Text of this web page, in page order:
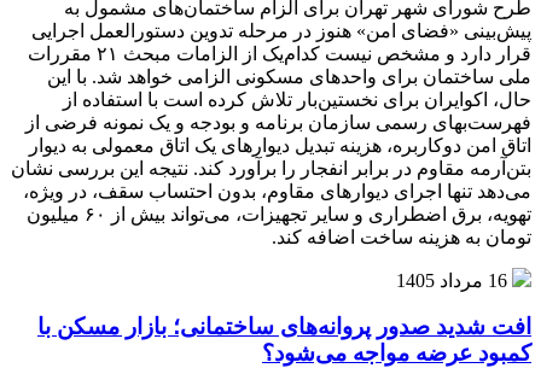
طرح شورای شهر تهران برای الزام ساختمان‌های مشمول به
پیش‌بینی «فضای امن» هنوز در مرحله تدوین دستورالعمل اجرایی
قرار دارد و مشخص نیست کدام‌یک از الزامات مبحث ۲۱ مقررات
ملی ساختمان برای واحدهای مسکونی الزامی خواهد شد. با این
حال، اکوایران برای نخستین‌بار تلاش کرده است با استفاده از
فهرست‌بهای رسمی سازمان برنامه و بودجه و یک نمونه فرضی از
اتاق امن دوکاربره، هزینه تبدیل دیوارهای یک اتاق معمولی به دیوار
بتن‌آرمه مقاوم در برابر انفجار را برآورد کند. نتیجه این بررسی نشان
می‌دهد تنها اجرای دیوارهای مقاوم، بدون احتساب سقف، در ویژه،
تهویه، برق اضطراری و سایر تجهیزات، می‌تواند بیش از ۶۰ میلیون
تومان به هزینه ساخت اضافه کند.
16 مرداد 1405
افت شدید صدور پروانه‌های ساختمانی؛ بازار مسکن با
کمبود عرضه مواجه می‌شود؟